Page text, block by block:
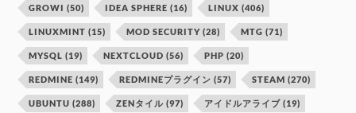
GROWI (50) IDEA SPHERE (16) LINUX (406)
LINUXMINT (15) MOD SECURITY (28) MTG (71)
MYSQL (19) NEXTCLOUD (56) PHP (20)
REDMINE (149) REDMINEプラグイン (57) STEAM (270)
UBUNTU (288) ZENタイル (97) アイドルアライブ (19)